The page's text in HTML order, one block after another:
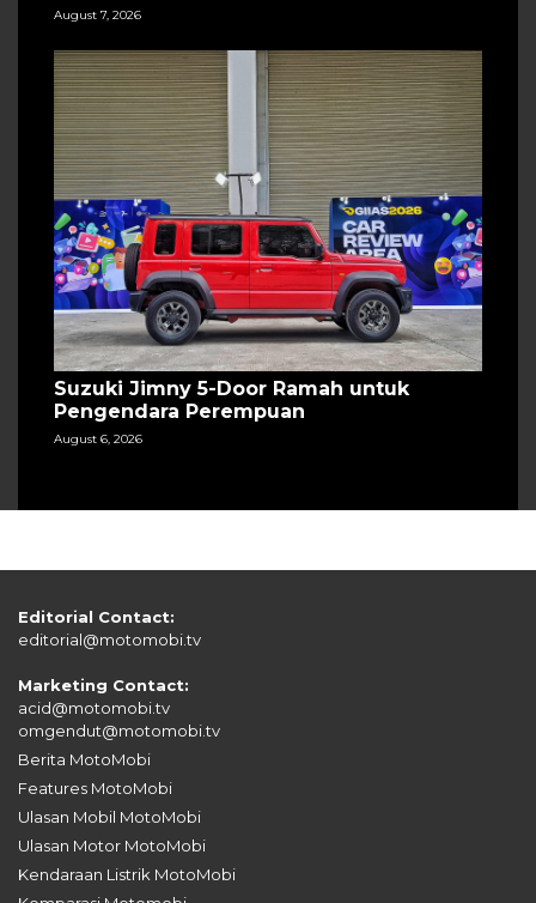
August 7, 2026
Suzuki Jimny 5-Door Ramah untuk
Pengendara Perempuan
August 6, 2026
Editorial Contact:
editorial@motomobi.tv
Marketing Contact:
acid@motomobi.tv
omgendut@motomobi.tv
Berita MotoMobi
Features MotoMobi
Ulasan Mobil MotoMobi
Ulasan Motor MotoMobi
Kendaraan Listrik MotoMobi